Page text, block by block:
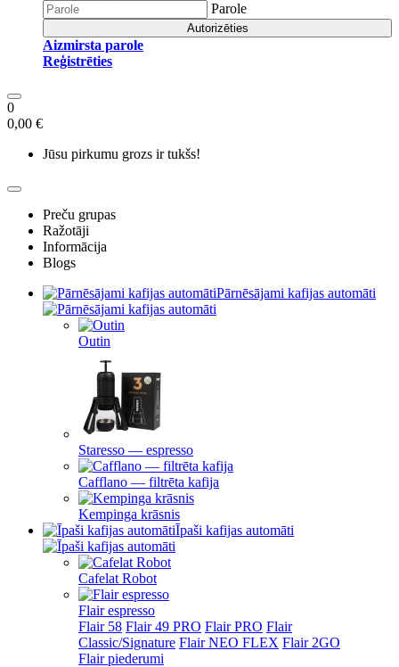
Parole
Autorizēties
Aizmirsta parole
Reģistrēties
0
0,00 €
Jūsu pirkumu grozs ir tukšs!
Preču grupas
Ražotāji
Informācija
Blogs
Pārnēsājami kafijas automāti
Outin
Staresso — espresso
Cafflano — filtrēta kafija
Kempinga krāsnis
Īpaši kafijas automāti
Cafelat Robot
Flair espresso
Flair 58 Flair 49 PRO Flair PRO Flair
Classic/Signature Flair NEO FLEX Flair 2GO
Flair piederumi